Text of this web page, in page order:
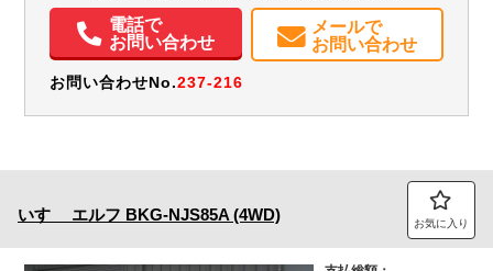
電話で
お問い合わせ
メールで
お問い合わせ
お問い合わせNo.237-216
いすゞ エルフ BKG-NJS85A (4WD) お気に入り